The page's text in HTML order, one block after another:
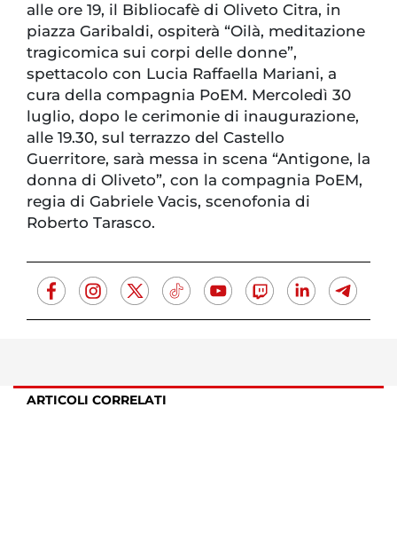
alle ore 19, il Bibliocafè di Oliveto Citra, in
piazza Garibaldi, ospiterà “Oilà, meditazione
tragicomica sui corpi delle donne”,
spettacolo con Lucia Raffaella Mariani, a
cura della compagnia PoEM. Mercoledì 30
luglio, dopo le cerimonie di inaugurazione,
alle 19.30, sul terrazzo del Castello
Guerritore, sarà messa in scena “Antigone, la
donna di Oliveto”, con la compagnia PoEM,
regia di Gabriele Vacis, scenofonia di
Roberto Tarasco.
ARTICOLI CORRELATI